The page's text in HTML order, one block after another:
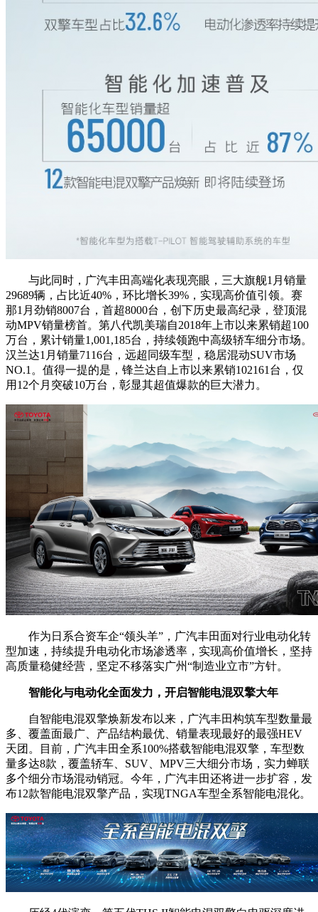
与此同时，广汽丰田高端化表现亮眼，三大旗舰1月销量
29689辆，占比近40%，环比增长39%，实现高价值引领。赛
那1月劲销8007台，首超8000台，创下历史最高纪录，登顶混
动MPV销量榜首。第八代凯美瑞自2018年上市以来累销超100
万台，累计销量1,001,185台，持续领跑中高级轿车细分市场。
汉兰达1月销量7116台，远超同级车型，稳居混动SUV市场
NO.1。值得一提的是，锋兰达自上市以来累销102161台，仅
用12个月突破10万台，彰显其超值爆款的巨大潜力。
作为日系合资车企“领头羊”，广汽丰田面对行业电动化转
型加速，持续提升电动化市场渗透率，实现高价值增长，坚持
高质量稳健经营，坚定不移落实广州“制造业立市”方针。
智能化与电动化全面发力，开启智能电混双擎大年
自智能电混双擎焕新发布以来，广汽丰田构筑车型数量最
多、覆盖面最广、产品结构最优、销量表现最好的最强HEV
天团。目前，广汽丰田全系100%搭载智能电混双擎，车型数
量多达8款，覆盖轿车、SUV、MPV三大细分市场，实力蝉联
多个细分市场混动销冠。今年，广汽丰田还将进一步扩容，发
布12款智能电混双擎产品，实现TNGA车型全系智能电混化。